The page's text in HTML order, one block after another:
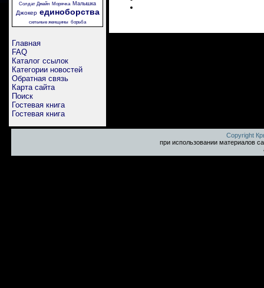
Солдат Джейн Морячка Малышка
Джокер единоборства
сильные женщины борьба
Главная
FAQ
Каталог ссылок
Категории новостей
Обратная связь
Карта сайта
Поиск
Гостевая книга
Гостевая книга
Copyright
при использовании материалов